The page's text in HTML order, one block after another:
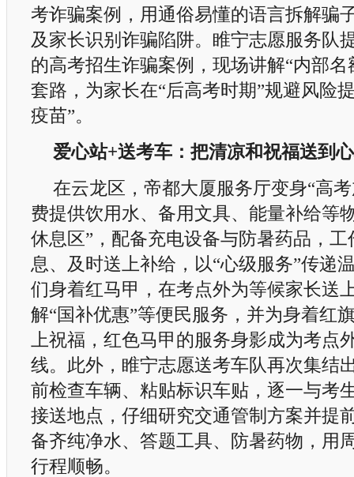
考诈骗案例，用通俗易懂的语言拆解骗
及家长识别诈骗陷阱。睢宁志愿服务队
的高考招生诈骗案例，现场讲解“内部名
套路，为家长在“后高考时期”规避风险
疫苗”。
爱心站+送考车：把清凉和祝福送到
在云龙区，帝都大厦服务厅变身“高
费提供饮用水、备用文具、能量补给等
休息区”，配备充电设备与防暑药品，
息、及时送上补给，以“心级服务”传递
们身着红马甲，在考点外为等候家长送
解“国补优惠”等便民服务，并为身着红
上祝福，红色马甲的服务身影成为考点
线。此外，睢宁志愿送考车队再次集结
前检查车辆、粘贴标识车贴，逐一与考
接送地点，仔细研究交通管制方案并提
备齐纯净水、答题工具、防暑药物，用
行程顺畅。